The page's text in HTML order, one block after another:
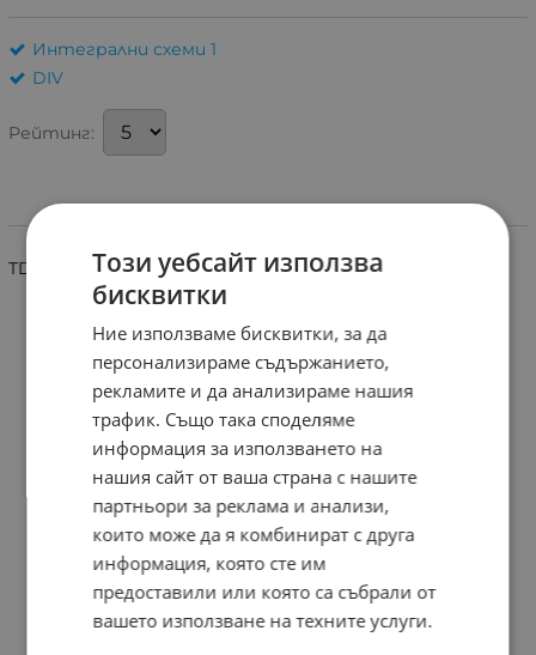
Интегрални схеми 1
DIV
Рейтинг:
TDA2654S SIL9Този уебсайт използва
бисквитки
Ние използваме бисквитки, за да
персонализираме съдържанието,
рекламите и да анализираме нашия
трафик. Също така споделяме
информация за използването на
нашия сайт от ваша страна с нашите
партньори за реклама и анализи,
които може да я комбинират с друга
информация, която сте им
предоставили или която са събрали от
вашето използване на техните услуги.